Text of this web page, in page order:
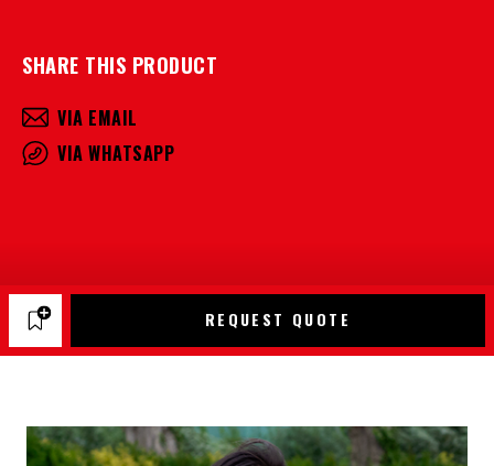
SHARE THIS PRODUCT
VIA EMAIL
VIA WHATSAPP
REQUEST QUOTE